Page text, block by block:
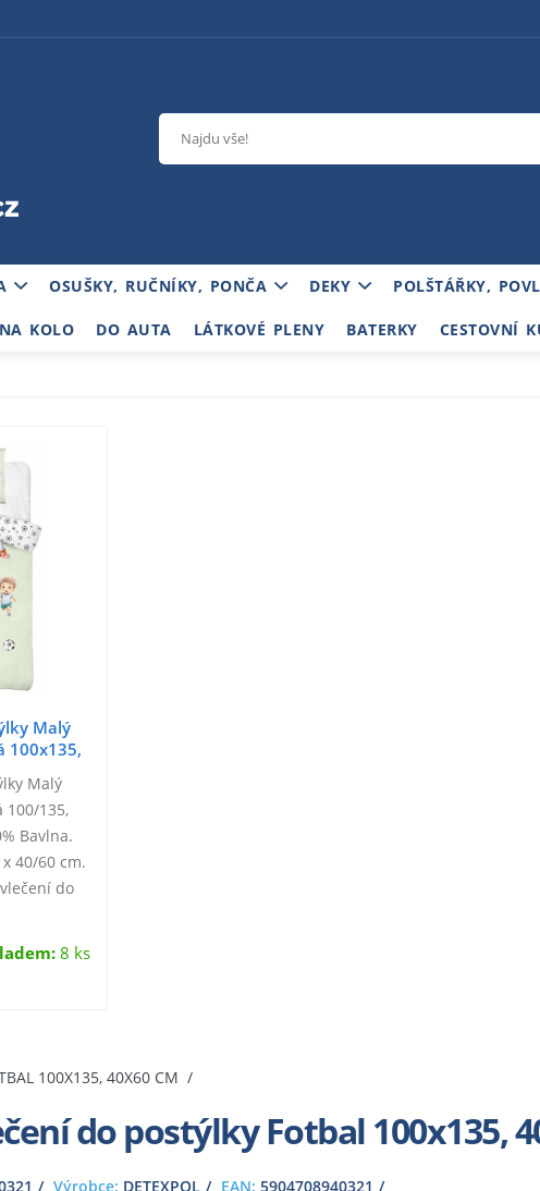
OSUŠKY, RUČNÍKY, PONČA DEKY POLŠTÁŘKY,
NA KOLO DO AUTA LÁTKOVÉ PLENY BATERKY CESTOVNÍ
Malý
100x135,
Malý
100/135,
Bavlna.
40/60 cm.
do
8 ks
100X135, 40X60 CM
do postýlky Fotbal 100x135,
Výrobce: DETEXPOL EAN: 5904708940321